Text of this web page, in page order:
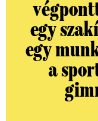
egy
egy
a